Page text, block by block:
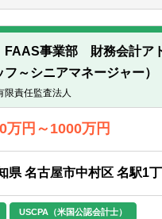
テレワーク：1日～5日/
臨機応変に出社と在宅勤
残業時間 ：通常時20～
【Want要件】
■急成長環境や上場企業
務経験
■経営陣へのレポーティ
■マネジメントもしくは
■自ら手を動かして業務
※上記に加え、AI活用
取組を加速するため、生
術・ツール）に対する
・経営層向けレポート
案
■経営管理指標・KPI体系
・重要KPIの定義・可視
仕組み構築
・経営管理の高度化に
・予算管理や管理会計に
の改善
・システム導入・運用改
FAAS事業部 財務会計ア
フ～シニアマネージャー）
限責任監査法人
万円～1000万円
県 名古屋市中村区 名駅1
USCPA（米国公認会計士）